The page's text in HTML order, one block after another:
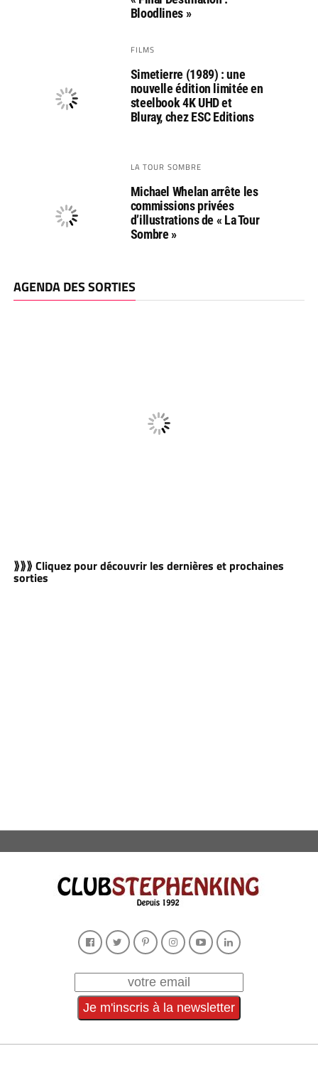
Bloodlines »
FILMS
Simetierre (1989) : une
nouvelle édition limitée en
steelbook 4K UHD et
Bluray, chez ESC Editions
LA TOUR SOMBRE
Michael Whelan arrête les
commissions privées
d’illustrations de « La Tour
Sombre »
AGENDA DES SORTIES
⟫⟫⟫ Cliquez pour découvrir les dernières et prochaines
sorties